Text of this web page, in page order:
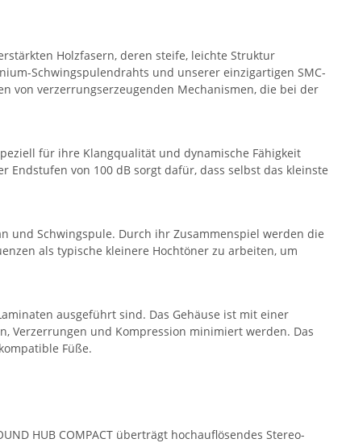
Holzfasern, deren steife, leichte Struktur
Schwingspulendrahts und unserer einzigartigen SMC-
von verzerrungserzeugenden Mechanismen, die bei der
für ihre Klangqualität und dynamische Fähigkeit
von 100 dB sorgt dafür, dass selbst das kleinste
und Schwingspule. Durch ihr Zusammenspiel werden die
als typische kleinere Hochtöner zu arbeiten, um
ausgeführt sind. Das Gehäuse ist mit einer
Verzerrungen und Kompression minimiert werden. Das
Füße.
HUB COMPACT überträgt hochauflösendes Stereo-